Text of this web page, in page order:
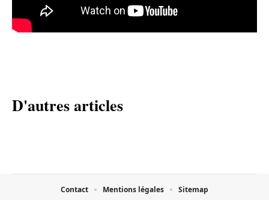
D'autres articles
Contact Mentions légales Sitemap